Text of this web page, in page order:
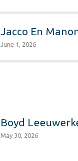
Jacco En
June 1, 2026
Boyd
May 30, 2026